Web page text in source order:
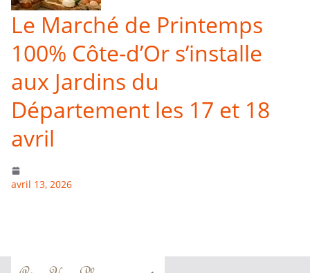
Le Marché de Printemps
100% Côte-d’Or s’installe
aux Jardins du
Département les 17 et 18
avril
avril 13, 2026